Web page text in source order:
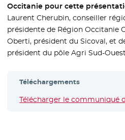
Occitanie pour cette
Laurent Cherubin, conseiller
présidente de Région Occitanie
Oberti, président du Sicoval, et
président du pôle Agri Sud-
Téléchargements
Télécharger le communiqué